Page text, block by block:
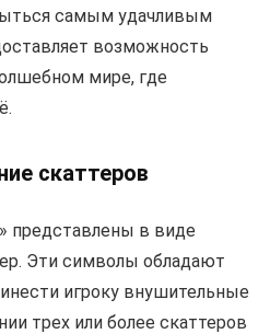
самым удачливым
возможность
мире, где
скаттеров
представлены в виде
Эти символы обладают
игроку внушительные
трех или более скаттеров